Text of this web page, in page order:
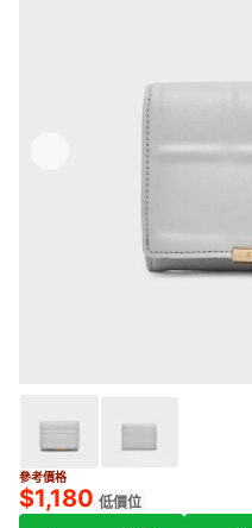
參考價格
$1,180 低價位